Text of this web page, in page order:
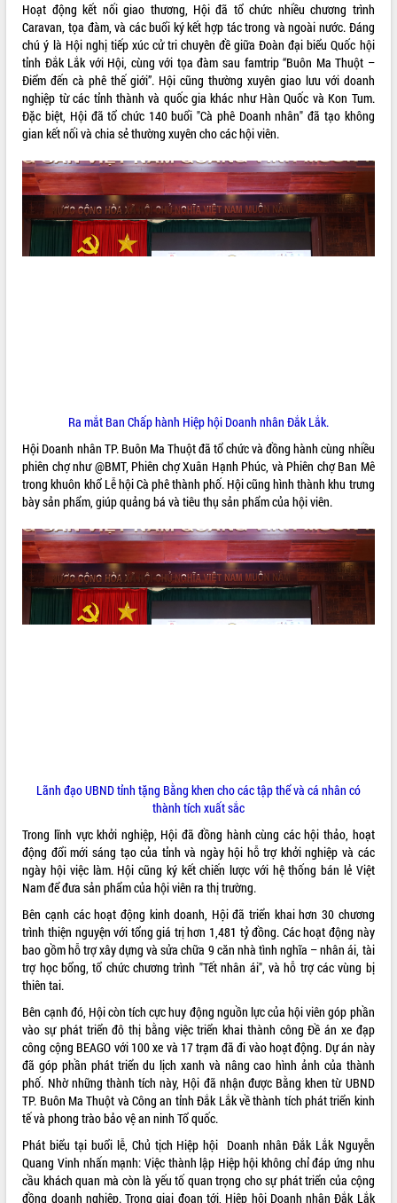
ứng để giữ vững thị trường xuất khẩu
Diễn đàn Kinh tế tư nhân Việt Nam đột
phá cơ chế - Hợp tác công tư
Đề án 06 tạo bước ngoặt đột phá trong
cải cách hành chính tỉnh Đắk Lắk
Kết nối tour, đẩy mạnh chuyển đổi số
để phát triển du lịch Đắk Lắk
Khởi động Dự án Đầu tư xây dựng hạ
tầng kỹ thuật Cụm công nghiệp Tân
Tiến
Gặp mặt các cơ quan báo chí nhân Kỷ
niệm 101 năm Ngày Báo chí Cách
mạng Việt Nam
hoạch tỉnh thời kỳ 2021-2030
Hội thảo góp ý hồ sơ điều chỉnh quy
hoạch tỉnh Đắk Lắk thời kỳ 2021-2030,
tầm nhìn đến năm 2050
Nâng cao hiệu quả hoạt động của các
doanh nghiệp nhà nước
Hội nghị triển khai kết nối mạng
truyền số liệu chuyên dùng phục vụ cơ
quan Đảng, Nhà nước
Lễ phát động chuỗi hoạt động chung
tay làm sạch môi trường
Tăng cường giám sát, đôn đốc thực
hiện nhiệm vụ quản lý tài sản công
hàng tuần
Tháo gỡ những vướng mắc, đẩy mạnh
công tác cải cách thủ tục hành chính
tại Trung tâm Phục vụ hành chính
công tỉnh
Đắk Lắk: Tôn vinh 46 giải pháp tại Hội
thi Sáng tạo Kỹ thuật 2024 - 2025
Đắk Lắk rà soát, điều chỉnh Đề án 190
về phát triển nuôi trồng thủy sản
Phó Chủ tịch UBND tỉnh Đắk Lắk
Trương Công Thái kiểm tra thực địa
Dự án cao tốc Khánh Hòa - Buôn Ma
Thuột
Định vị cà phê Việt Nam như một “di
sản sống” trong dòng chảy toàn cầu
Xây dựng nông thôn mới: Nâng cao đời
sống người dân từ những mô hình thiết
thực
Quyết liệt tháo gỡ vướng mắc, đẩy
Hoạt động kết nối giao thương, Hội đã tổ chức nhiều chương trình
Caravan, tọa đàm, và các buổi ký kết hợp tác trong và ngoài nước. Đáng
chú ý là Hội nghị tiếp xúc cử tri chuyên đề giữa Đoàn đại biểu Quốc hội
tỉnh Đắk Lắk với Hội, cùng với tọa đàm sau famtrip “Buôn Ma Thuột –
Điểm đến cà phê thế giới”. Hội cũng thường xuyên giao lưu với doanh
nghiệp từ các tỉnh thành và quốc gia khác như Hàn Quốc và Kon Tum.
Đặc biệt, Hội đã tổ chức 140 buổi "Cà phê Doanh nhân" đã tạo không
gian kết nối và chia sẻ thường xuyên cho các hội viên.
Ra mắt Ban Chấp hành Hiệp hội Doanh nhân Đắk Lắk.
Hội Doanh nhân TP. Buôn Ma Thuột đã tổ chức và đồng hành cùng nhiều
phiên chợ như @BMT, Phiên chợ Xuân Hạnh Phúc, và Phiên chợ Ban Mê
trong khuôn khổ Lễ hội Cà phê thành phố. Hội cũng hình thành khu trưng
bày sản phẩm, giúp quảng bá và tiêu thụ sản phẩm của hội viên.
Lãnh đạo UBND tỉnh tặng Bằng khen cho các tập thể và cá nhân có
thành tích xuất sắc
Trong lĩnh vực khởi nghiệp, Hội đã đồng hành cùng các hội thảo, hoạt
động đổi mới sáng tạo của tỉnh và ngày hội hỗ trợ khởi nghiệp và các
ngày hội việc làm. Hội cũng ký kết chiến lược với hệ thống bán lẻ Việt
Nam để đưa sản phẩm của hội viên ra thị trường.
Bên cạnh các hoạt động kinh doanh, Hội đã triển khai hơn 30 chương
trình thiện nguyện với tổng giá trị hơn 1,481 tỷ đồng. Các hoạt động này
bao gồm hỗ trợ xây dựng và sửa chữa 9 căn nhà tình nghĩa – nhân ái, tài
trợ học bổng, tổ chức chương trình "Tết nhân ái", và hỗ trợ các vùng bị
thiên tai.
Bên cạnh đó, Hội còn tích cực huy động nguồn lực của hội viên góp phần
vào sự phát triển đô thị bằng việc triển khai thành công Đề án xe đạp
công cộng BEAGO với 100 xe và 17 trạm đã đi vào hoạt động. Dự án này
đã góp phần phát triển du lịch xanh và nâng cao hình ảnh của thành
phố. Nhờ những thành tích này, Hội đã nhận được Bằng khen từ UBND
TP. Buôn Ma Thuột và Công an tỉnh Đắk Lắk về thành tích phát triển kinh
tế và phong trào bảo vệ an ninh Tổ quốc.
Phát biểu tại buổi lễ, Chủ tịch Hiệp hội Doanh nhân Đắk Lắk Nguyễn
Quang Vinh nhấn mạnh: Việc thành lập Hiệp hội không chỉ đáp ứng nhu
cầu khách quan mà còn là yếu tố quan trọng cho sự phát triển của cộng
đồng doanh nghiệp. Trong giai đoạn tới, Hiệp hội Doanh nhân Đắk Lắk